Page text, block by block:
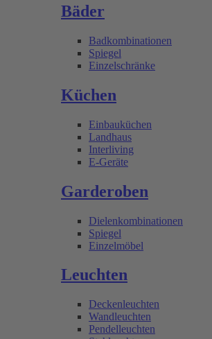
Bäder
Badkombinationen
Spiegel
Einzelschränke
Küchen
Einbauküchen
Landhaus
Interliving
E-Geräte
Garderoben
Dielenkombinationen
Spiegel
Einzelmöbel
Leuchten
Deckenleuchten
Wandleuchten
Pendelleuchten